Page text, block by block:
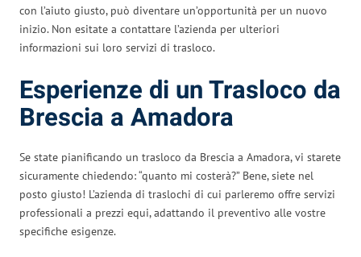
con l’aiuto giusto, può diventare un’opportunità per un nuovo
inizio. Non esitate a contattare l’azienda per ulteriori
informazioni sui loro servizi di trasloco.
Esperienze di un Trasloco da
Brescia a Amadora
Se state pianificando un trasloco da Brescia a Amadora, vi starete
sicuramente chiedendo: “quanto mi costerà?” Bene, siete nel
posto giusto! L’azienda di traslochi di cui parleremo offre servizi
professionali a prezzi equi, adattando il preventivo alle vostre
specifiche esigenze.